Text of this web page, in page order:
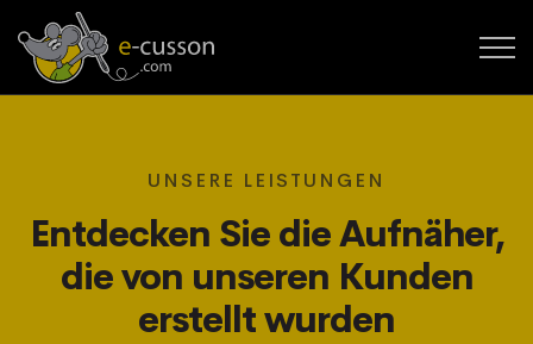
UNSERE LEISTUNGEN
Entdecken Sie die Aufnäher,
die von unseren Kunden
erstellt wurden